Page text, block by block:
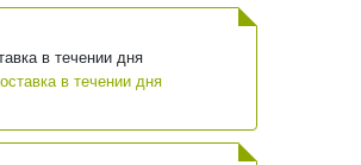
в течении дня